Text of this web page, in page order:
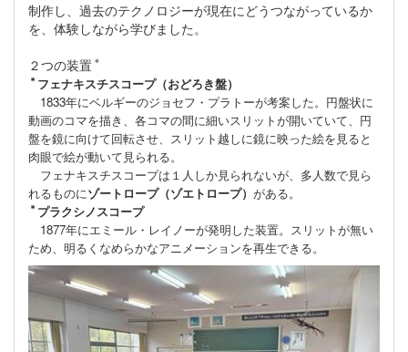
制作し、過去のテクノロジーが現在にどうつながっているか
を、体験しながら学びました。
２つの装置 ＊
＊ フェナキスチスコープ（おどろき盤）
1833年にベルギーのジョセフ・プラトーが考案した。円盤状に
動画のコマを描き、各コマの間に細いスリットが開いていて、円
盤を鏡に向けて回転させ、スリット越しに鏡に映った絵を見ると
肉眼で絵が動いて見られる。
フェナキスチスコープは１人しか見られないが、多人数で見ら
れるものにゾートロープ（ゾエトロープ） がある。
＊ プラクシノスコープ
1877年にエミール・レイノーが発明した装置。スリットが無い
ため、明るくなめらかなアニメーションを再生できる。